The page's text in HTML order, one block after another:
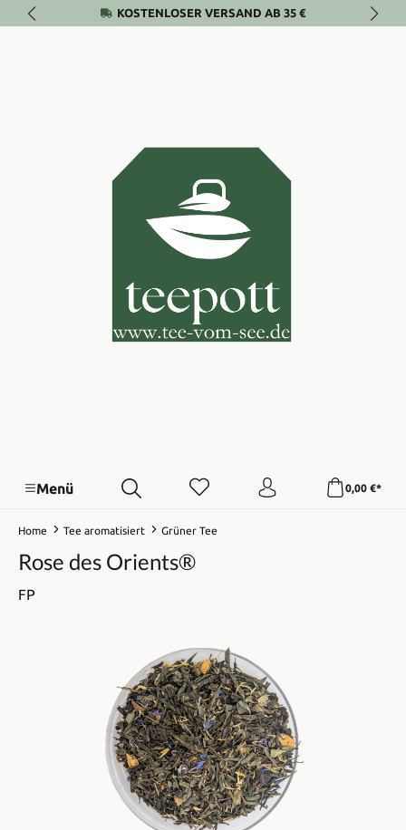
Zum Hauptinhalt springenKOSTENLOSER VERSAND AB 35 €
Menü 0,00 €*
Home Tee aromatisiert Grüner Tee
Rose des Orients®
FP
Bildergalerie überspringen